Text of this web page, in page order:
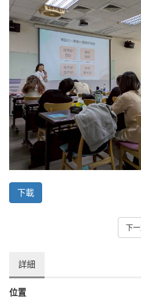
下載
下
詳細
位置